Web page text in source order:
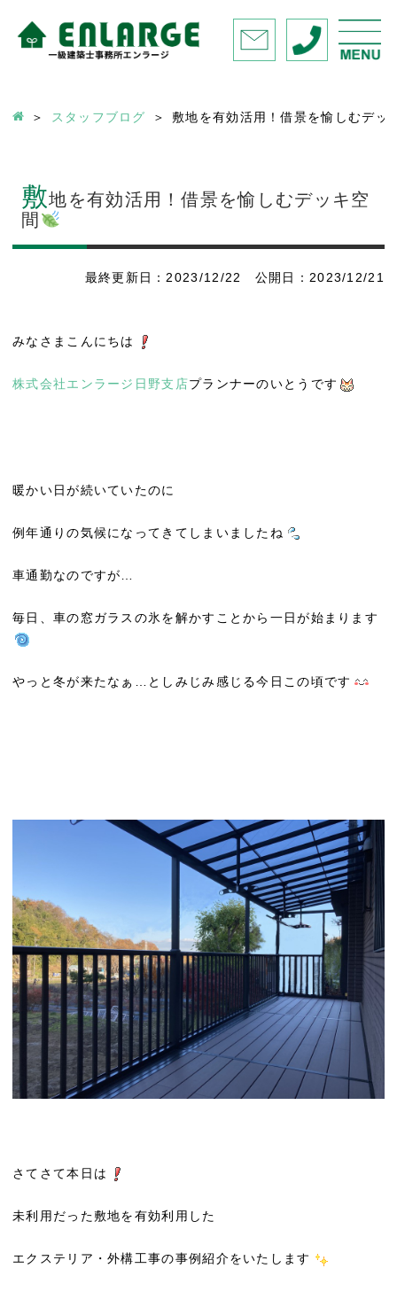
スタッフブログ 敷地を有効活用！借景を愉しむデッ
敷地を有効活用！借景を愉しむデッキ空
間
最終更新日：2023/12/22 公開日：2023/12/21
みなさまこんにちは
株式会社エンラージ日野支店プランナーのいとうです
暖かい日が続いていたのに
例年通りの気候になってきてしまいましたね
車通勤なのですが…
毎日、車の窓ガラスの氷を解かすことから一日が始まります
やっと冬が来たなぁ…としみじみ感じる今日この頃です
さてさて本日は
未利用だった敷地を有効利用した
エクステリア・外構工事の事例紹介をいたします